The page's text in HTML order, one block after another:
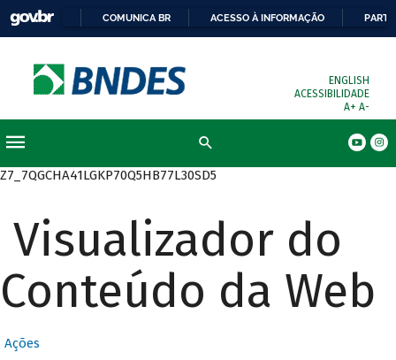
COMUNICA BR ACESSO À INFORMAÇÃO
ENGLISH
ACESSIBILIDADE
A+ A-
Z7_7QGCHA41LGKP70Q5HB77L30SD5
Visualizador do
Conteúdo da Web
Ações